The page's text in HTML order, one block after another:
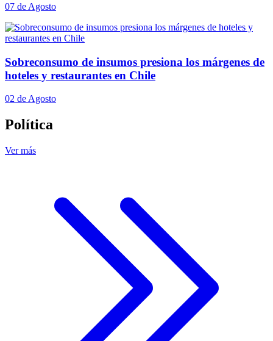
07 de Agosto
Sobreconsumo de insumos presiona los márgenes de
hoteles y restaurantes en Chile
02 de Agosto
Política
Ver más